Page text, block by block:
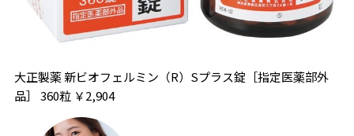
大正製薬 新ビオフェルミン（R）Sプラス錠［指定医薬部外
品］ 360粒 ￥2,904